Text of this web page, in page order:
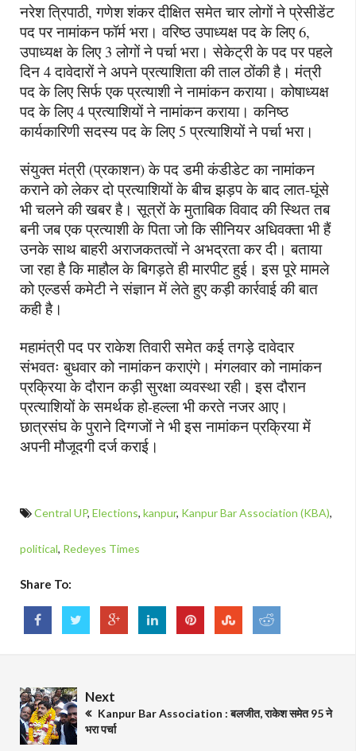
नरेश त्रिपाठी, गणेश शंकर दीक्षित समेत चार लोगों ने प्रेसीडेंट
पद पर नामांकन फॉर्म भरा। वरिष्ठ उपाध्यक्ष पद के लिए6,
उपाध्यक्ष के लिए 3लोगों ने पर्चा भरा। सेकेट्री के पद पर पहले
दिन 4 दावेदारों ने अपने प्रत्याशिता की ताल ठोंकी है। मंत्री
पद के लिए सिर्फ एक प्रत्याशी ने नामांकन कराया। कोषाध्यक्ष
पद के लिए4प्रत्याशियों ने नामांकन कराया। कनिष्ठ
कार्यकारिणी सदस्य पद के लिए 5प्रत्याशियों ने पर्चा भरा।
संयुक्त मंत्री (प्रकाशन) के पद डमी कंडीडेट का नामांकन
कराने को लेकर दो प्रत्याशियों के बीच झड़प के बाद लात-घूंसे
भी चलने की खबर है। सूत्रों के मुताबिक विवाद की स्थित तब
बनी जब एक प्रत्याशी के पिता जो कि सीनियर अधिवक्ता भी हैं
उनके साथ बाहरी अराजकतत्वों ने अभद्रता कर दी। बताया
जा रहा है कि माहौल के बिगड़ते ही मारपीट हुई। इस पूरे मामले
को एल्डर्स कमेटी ने संज्ञान में लेते हुए कड़ी कार्रवाई की बात
कही है।
महामंत्री पद पर राकेश तिवारी समेत कई तगड़े दावेदार
संभवतः बुधवार को नामांकन कराएंगे। मंगलवार को नामांकन
प्रक्रिया के दौरान कड़ी सुरक्षा व्यवस्था रही। इस दौरान
प्रत्याशियों के समर्थक हो-हल्ला भी करते नजर आए।
छात्रसंघ के पुराने दिग्गजों ने भी इस नामांकन प्रक्रिया में
अपनी मौजूदगी दर्ज कराई।
Central UP, Elections, kanpur, Kanpur Bar Association (KBA),
political, Redeyes Times
Share To:
Next
Kanpur Bar Association : बलजीत, राकेश समेत 95 ने
भरा पर्चा